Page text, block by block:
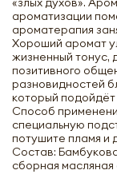
ароматизации
ароматерапия
Хороший аромат
жизненный тонус,
позитивного
разновидностей
который
Способ
специальную
потушите пламя и
Состав:
сборная